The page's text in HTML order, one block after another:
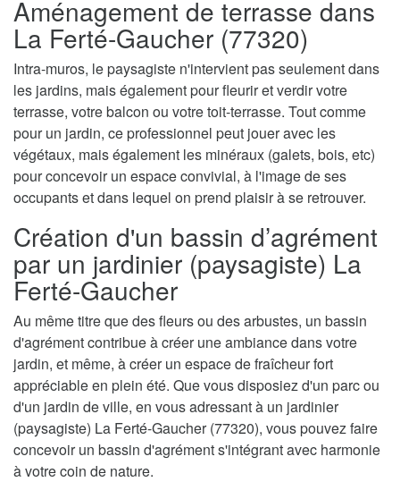
Aménagement de terrasse dans
La Ferté-Gaucher (77320)
Intra-muros, le paysagiste n'intervient pas seulement dans
les jardins, mais également pour fleurir et verdir votre
terrasse, votre balcon ou votre toit-terrasse. Tout comme
pour un jardin, ce professionnel peut jouer avec les
végétaux, mais également les minéraux (galets, bois, etc)
pour concevoir un espace convivial, à l'image de ses
occupants et dans lequel on prend plaisir à se retrouver.
Création d'un bassin d’agrément
par un jardinier (paysagiste) La
Ferté-Gaucher
Au même titre que des fleurs ou des arbustes, un bassin
d'agrément contribue à créer une ambiance dans votre
jardin, et même, à créer un espace de fraîcheur fort
appréciable en plein été. Que vous disposiez d'un parc ou
d'un jardin de ville, en vous adressant à un jardinier
(paysagiste) La Ferté-Gaucher (77320), vous pouvez faire
concevoir un bassin d'agrément s'intégrant avec harmonie
à votre coin de nature.